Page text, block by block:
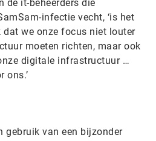
de it-beheerders die
infectie vecht, ‘is het
we onze focus niet louter
moeten richten, maar ook
digitale infrastructuur …
ons.’
gebruik van een bijzonder